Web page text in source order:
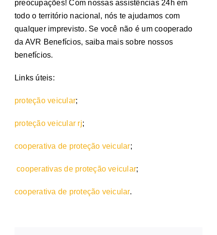
preocupações! Com nossas assistências 24h em
todo o território nacional, nós te ajudamos com
qualquer imprevisto. Se você não é um cooperado
da AVR Benefícios, saiba mais sobre nossos
benefícios.
Links úteis:
proteção veicular;
proteção veicular rj;
cooperativa de proteção veicular;
cooperativas de proteção veicular;
cooperativa de proteção veicular.